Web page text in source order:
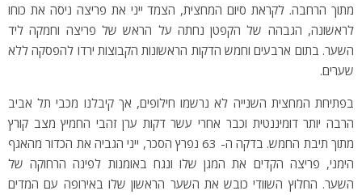
מתוך הרחבה. לקראת סיום המחצית, הצמד ייני את פריצה ניסה את כוחו
לראשונה, הגבהה של הקפטן נחתה על הראש של פריצה וחמקה ליד
השער. בתום ארבעים וחמש הדקות הראשונות הקבוצות ירדו להפסקה ללא
שערים.
בפתיחת המחצית השנייה לא נרשמו חילופים, אך קיבלנו מכבי תל אביב
הרבה יותר דומיננטית וכבר אחרי עשר דקות ערן זהבי החמיץ מצב קורץ
מתוך תיבת החמש. בדקה ה- 63 נפרץ הסכר, ייני הגביה את הכדור מהאגף
הימני, פריצה הקדים את המגן שלו ונגח באומנות לפינה הרחוקה של
השער. החלוץ השוודי כובש את השער הראשון שלו באירופה עם המדים